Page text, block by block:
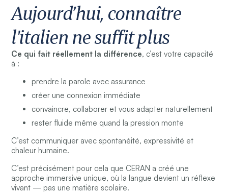
Aujourd’hui, connaître
l'italien ne suffit plus
Ce qui fait réellement la différence, c’est votre capacité
à :
prendre la parole avec assurance
créer une connexion immédiate
convaincre, collaborer et vous adapter naturellement
rester fluide même quand la pression monte
C’est communiquer avec spontanéité, expressivité et
chaleur humaine.
C’est précisément pour cela que CERAN a créé une
approche immersive unique, où la langue devient un réflexe
vivant — pas une matière scolaire.